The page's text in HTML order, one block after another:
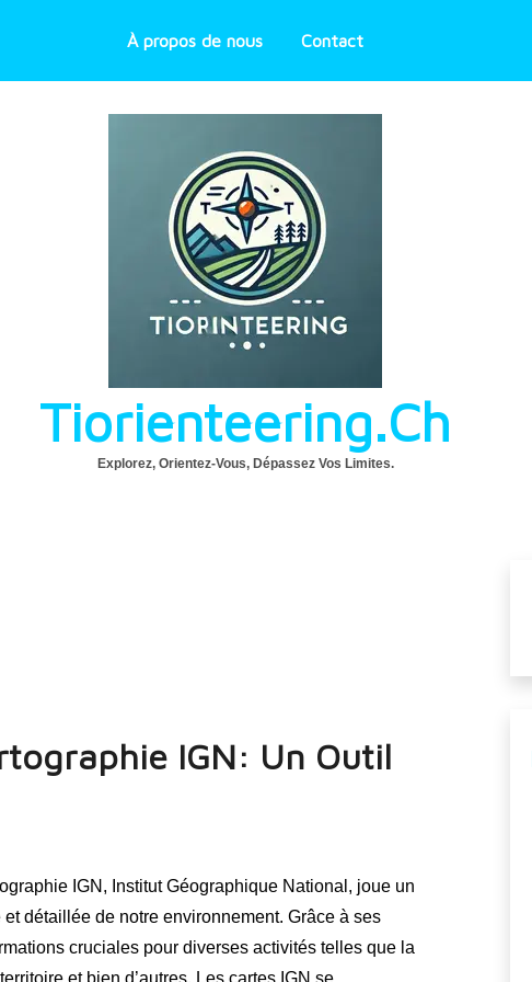
À propos de nous Contact
Tiorienteering.ch
Explorez, Orientez-Vous, Dépassez Vos Limites.
IGN: Un Outil
IGN, Institut Géographique National, joue un
détaillée de notre environnement. Grâce à ses
cruciales pour diverses activités telles que la
et bien d’autres. Les cartes IGN se